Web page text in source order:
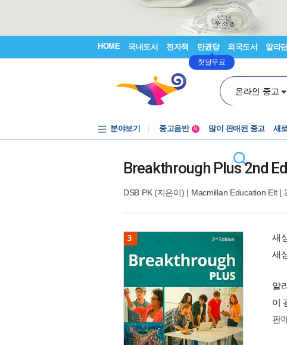
HOME 국내도서 전자책 만권당
첫달무료
외국도서 알라
온라인 중고
분야보기
중고음반
N 많이 판매된 중고 새
Breakthrough Plus 2nd
DSB PK(지은이) | Macmillan Education Elt|
새
새
알
이
판